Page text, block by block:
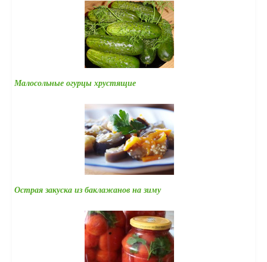
Малосольные огурцы хрустящие
Острая закуска из баклажанов на зиму